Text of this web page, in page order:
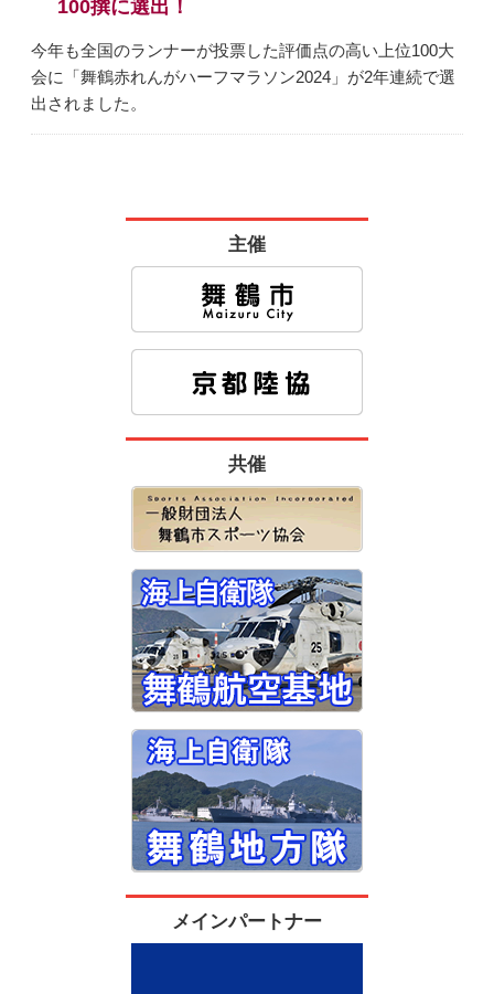
100撰に選出！
今年も全国のランナーが投票した評価点の高い上位100大
会に「舞鶴赤れんがハーフマラソン2024」が2年連続で選
出されました。
主催
共催
メインパートナー